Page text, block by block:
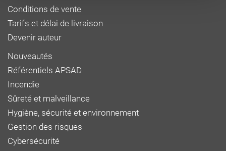
Conditions de vente
Tarifs et délai de livraison
Devenir auteur
Nouveautés
Référentiels APSAD
Incendie
Sûreté et malveillance
Hygiène, sécurité et environnement
Gestion des risques
Cybersécurité